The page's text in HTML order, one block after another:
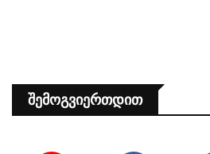
Შემოგვიერთდით